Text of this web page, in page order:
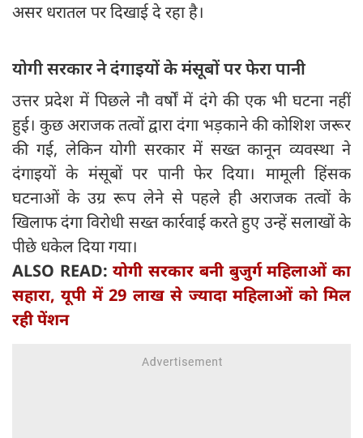
असर धरातल पर दिखाई दे रहा है।
योगी सरकार ने दंगाइयों के मंसूबों पर फेरा पानी
उत्तर प्रदेश में पिछले नौ वर्षों में दंगे की एक भी घटना नहीं
हुई। कुछ अराजक तत्वों द्वारा दंगा भड़काने की कोशिश जरूर
की गई, लेकिन योगी सरकार में सख्त कानून व्यवस्था ने
दंगाइयों के मंसूबों पर पानी फेर दिया। मामूली हिंसक
घटनाओं के उग्र रूप लेने से पहले ही अराजक तत्वों के
खिलाफ दंगा विरोधी सख्त कार्रवाई करते हुए उन्हें सलाखों के
पीछे धकेल दिया गया।
ALSO READ:योगी सरकार बनी बुजुर्ग महिलाओं का
सहारा, यूपी में 29 लाख से ज्यादा महिलाओं को मिल
रही पेंशन